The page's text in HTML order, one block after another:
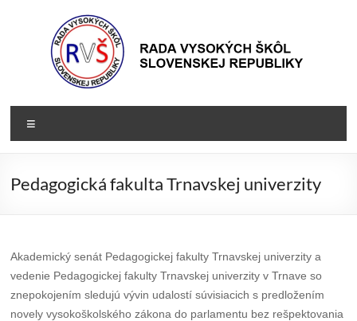
Rada
VŠ
Rada
vysokých
republiky
Pedagogická fakulta Trnavskej univerzity
Akademický senát Pedagogickej fakulty Trnavskej univerzity a
vedenie Pedagogickej fakulty Trnavskej univerzity v Trnave so
znepokojením sledujú vývin udalostí súvisiacich s predložením
novely vysokoškolského zákona do parlamentu bez rešpektovania